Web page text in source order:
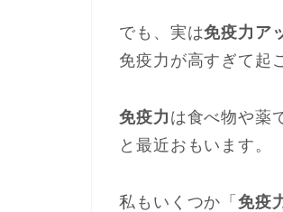
でも、実は免疫力ア
免疫力が高すぎて起
免疫力 は食べ物や薬
と最近おもいます。
私もいくつか「免疫